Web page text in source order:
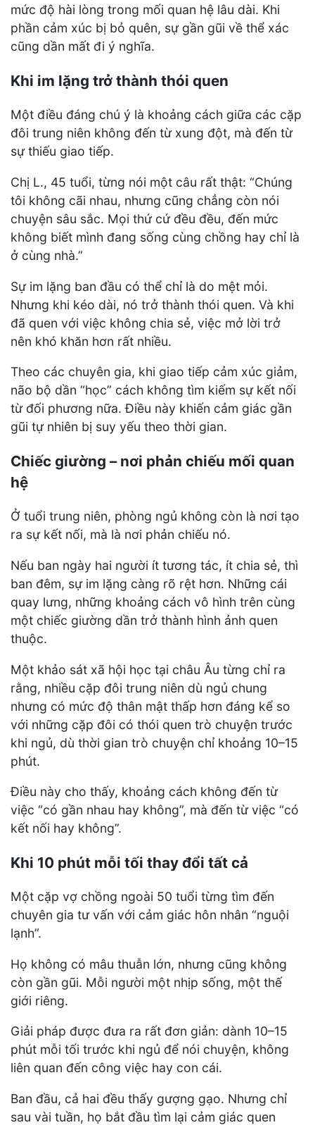
mức độ hài lòng trong mối quan hệ lâu dài. Khi
phần cảm xúc bị bỏ quên, sự gần gũi về thể xác
cũng dần mất đi ý nghĩa.
Khi im lặng trở thành thói quen
Một điều đáng chú ý là khoảng cách giữa các cặp
đôi trung niên không đến từ xung đột, mà đến từ
sự thiếu giao tiếp.
Chị L., 45 tuổi, từng nói một câu rất thật: “Chúng
tôi không cãi nhau, nhưng cũng chẳng còn nói
chuyện sâu sắc. Mọi thứ cứ đều đều, đến mức
không biết mình đang sống cùng chồng hay chỉ là
ở cùng nhà.”
Sự im lặng ban đầu có thể chỉ là do mệt mỏi.
Nhưng khi kéo dài, nó trở thành thói quen. Và khi
đã quen với việc không chia sẻ, việc mở lời trở
nên khó khăn hơn rất nhiều.
Theo các chuyên gia, khi giao tiếp cảm xúc giảm,
não bộ dần “học” cách không tìm kiếm sự kết nối
từ đối phương nữa. Điều này khiến cảm giác gần
gũi tự nhiên bị suy yếu theo thời gian.
Chiếc giường – nơi phản chiếu mối quan
hệ
Ở tuổi trung niên, phòng ngủ không còn là nơi tạo
ra sự kết nối, mà là nơi phản chiếu nó.
Nếu ban ngày hai người ít tương tác, ít chia sẻ, thì
ban đêm, sự im lặng càng rõ rệt hơn. Những cái
quay lưng, những khoảng cách vô hình trên cùng
một chiếc giường dần trở thành hình ảnh quen
thuộc.
Một khảo sát xã hội học tại châu Âu từng chỉ ra
rằng, nhiều cặp đôi trung niên dù ngủ chung
nhưng có mức độ thân mật thấp hơn đáng kể so
với những cặp đôi có thói quen trò chuyện trước
khi ngủ, dù thời gian trò chuyện chỉ khoảng 10–15
phút.
Điều này cho thấy, khoảng cách không đến từ
việc “có gần nhau hay không”, mà đến từ việc “có
kết nối hay không”.
Khi 10 phút mỗi tối thay đổi tất cả
Một cặp vợ chồng ngoài 50 tuổi từng tìm đến
chuyên gia tư vấn với cảm giác hôn nhân “nguội
lạnh”.
Họ không có mâu thuẫn lớn, nhưng cũng không
còn gần gũi. Mỗi người một nhịp sống, một thế
giới riêng.
Giải pháp được đưa ra rất đơn giản: dành 10–15
phút mỗi tối trước khi ngủ để nói chuyện, không
liên quan đến công việc hay con cái.
Ban đầu, cả hai đều thấy gượng gạo. Nhưng chỉ
sau vài tuần, họ bắt đầu tìm lại cảm giác quen